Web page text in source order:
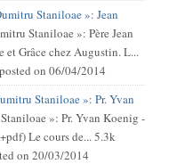
Staniloae »: Jean
Staniloae »: Père Jean
Grâce chez Augustin. L...
posted on 06/04/2014
Staniloae »: Pr. Yvan
»: Pr. Yvan Koenig -
Le cours de...5.3k
on 20/03/2014